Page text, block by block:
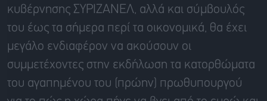
κυβέρνησης ΣΥΡΙΖΑΝΕΛ, αλλά και σύμβουλός
του έως τα σήμερα περί τα οικονομικά, θα έχει
μεγάλο ενδιαφέρον να ακούσουν οι
συμμετέχοντες στην εκδήλωση τα κατορθώματα
του αγαπημένου του (πρώην) πρωθυπουργού